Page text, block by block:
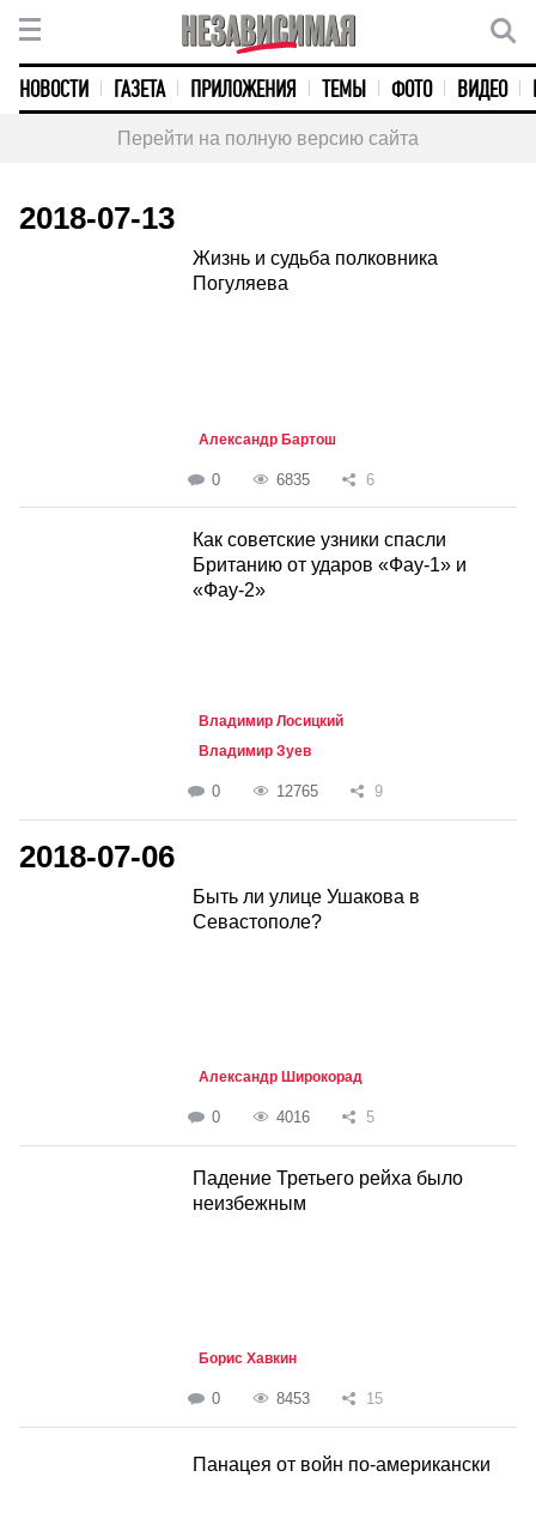
НОВОСТИ ГАЗЕТА ПРИЛОЖЕНИЯ ТЕМЫ ФОТО ВИДЕО
Перейти на полную версию сайта
2018-07-13
Жизнь и судьба полковника
Погуляева
Александр Бартош
0 6835 6
Как советские узники спасли
Британию от ударов «Фау-1» и
«Фау-2»
Владимир Лосицкий
Владимир Зуев
0 12765 9
2018-07-06
Быть ли улице Ушакова в
Севастополе?
Александр Широкорад
0 4016 5
Падение Третьего рейха было
неизбежным
Борис Хавкин
0 8453 15
Панацея от войн по-американски